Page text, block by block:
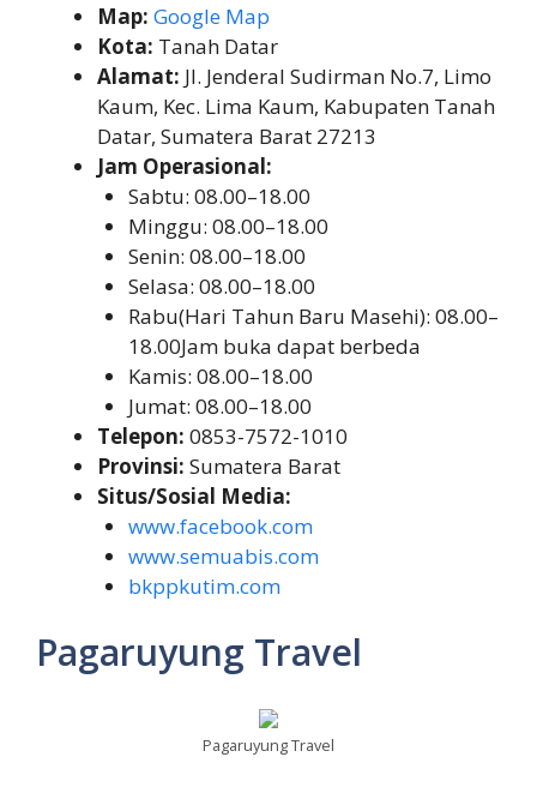
Map: Google Map
Kota: Tanah Datar
Alamat: Jl. Jenderal Sudirman No.7, Limo
Kaum, Kec. Lima Kaum, Kabupaten Tanah
Datar, Sumatera Barat 27213
Jam Operasional:
Sabtu: 08.00–18.00
Minggu: 08.00–18.00
Senin: 08.00–18.00
Selasa: 08.00–18.00
Rabu(Hari Tahun Baru Masehi): 08.00–
18.00Jam buka dapat berbeda
Kamis: 08.00–18.00
Jumat: 08.00–18.00
Telepon: 0853-7572-1010
Provinsi: Sumatera Barat
Situs/Sosial Media:
www.facebook.com
www.semuabis.com
bkppkutim.com
Pagaruyung Travel
Pagaruyung Travel